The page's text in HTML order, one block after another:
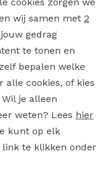
cookies
wij samen met 2
gedrag
te tonen en
bepalen welke
alle cookies, of kies
je alleen
weten? Lees hier
kunt op elk
te klikken onder